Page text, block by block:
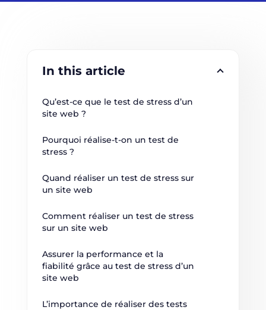
In this article
Qu’est-ce que le test de stress d’un
site web ?
Pourquoi réalise-t-on un test de
stress ?
Quand réaliser un test de stress sur
un site web
Comment réaliser un test de stress
sur un site web
Assurer la performance et la
fiabilité grâce au test de stress d’un
site web
L’importance de réaliser des tests